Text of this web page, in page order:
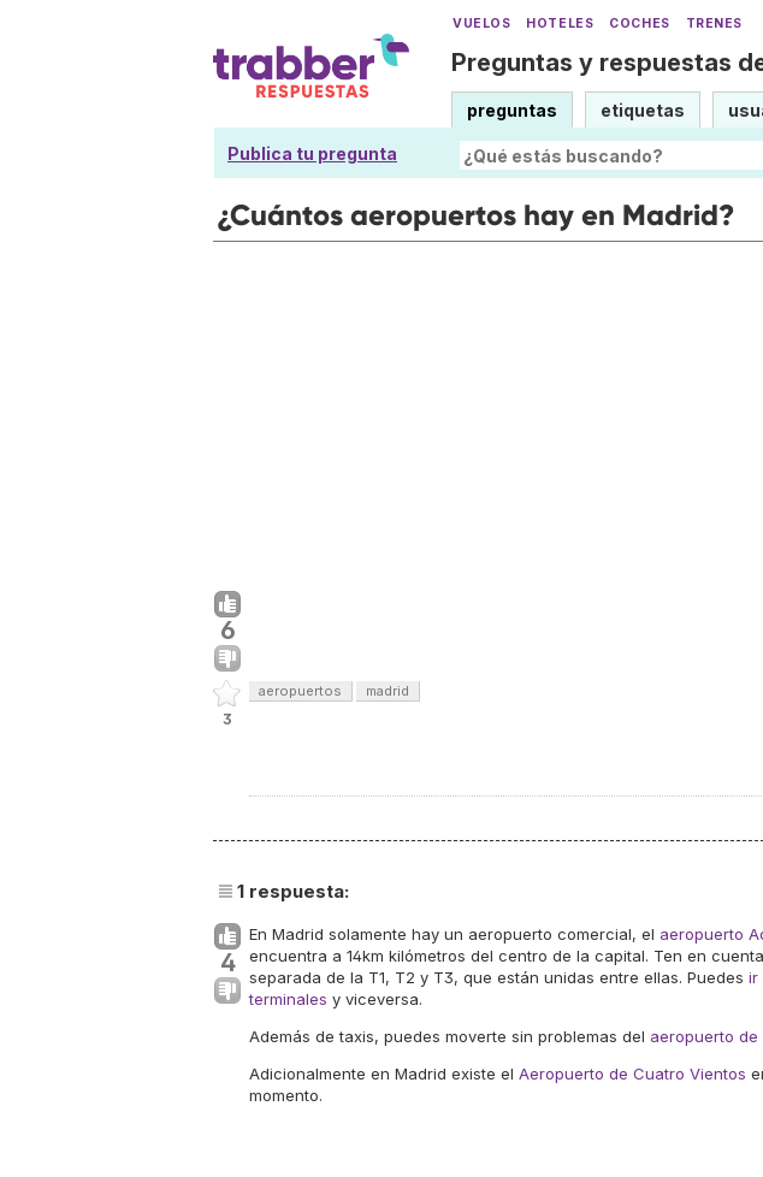
VUELOS HOTELES COCHES TRENES
Preguntas y respuestas
preguntas etiquetas
Publica tu pregunta
¿Cuántos aeropuertos hay en Madrid?
6
3
aeropuertos madrid
1 respuesta:
4
En Madrid solamente hay un aeropuerto comercial, el aeropuerto
encuentra a 14km kilómetros del centro de la capital. Ten en
separada de la T1, T2 y T3, que están unidas entre ellas. Puedes ir
terminales y viceversa.
Además de taxis, puedes moverte sin problemas del aeropuerto
Adicionalmente en Madrid existe el Aeropuerto de Cuatro Vientos
momento.